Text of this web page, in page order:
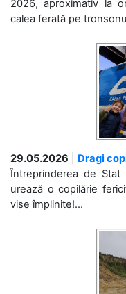
2026, aproximativ la
calea ferată pe
29.05.2026
Dragi
Întreprinderea de Stat
urează o copilărie
vise împlinite!...